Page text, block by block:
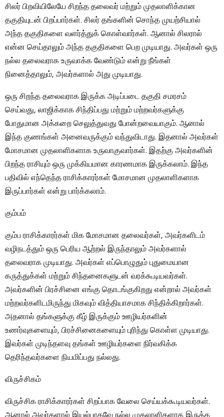
சிலர் பிறவியிலேயே சிறந்த தலைவர் மற்றும் முதலாளிக்கான
தகுதியுடன் பிறப்பார்கள். சிலர் தங்களின் சொந்த முயற்சியால்
அந்த தகுதிகளை வளர்த்துக் கொள்வார்கள். ஆனால் சிலரால்
என்ன செய்தாலும் அந்த தகுதிகளை பெற முடியாது. அவர்கள் ஒரு
நல்ல தலைவராக உருவாக்க வேண்டும் என்று நீங்கள்
நினைத்தாலும், அவர்களால் அது முடியாது.
ஒரு சிறந்த தலைவராக இருக்க அடிப்படை தகுதி சமரசம்
செய்வது, லாஜிக்காக சிந்திப்பது மற்றும் மற்றவர்களுக்கு
போதுமான அக்கறை செலுத்துவது போன்றவையாகும். ஆனால்
இந்த குணங்கள் அனைவருக்கும் வந்துவிடாது. இதனால் அவர்கள்
மோசமான முதலாளிகளாக உருவாகுவார்கள். இதற்கு அவர்களின்
பிறந்த ராசியும் ஒரு முக்கியமான காரணமாக இருக்கலாம். இந்த
பதிவில் எந்தெந்த ராசிக்காரர்கள் மோசமான முதலாளிகளாக
இருப்பார்கள் என்று பார்க்கலாம்.
கும்பம்
கும்ப ராசிக்காரர்கள் மிக மோசமான தலைவர்கள், அவர்களிடம்
வழிநடத்தும் ஒரு பெரிய ஆற்றல் இருந்தாலும் அவர்களால்
தலைவராக முடியாது. அவர்கள் எப்பொழுதும் புதுமையான
கருத்துக்கள் மற்றும் சிந்தனைகளுடன் வரக்கூடியவர்கள்.
அவர்களின் பிரச்சினை எங்கு தொடங்குகிறது என்றால் அவர்கள்
மற்றவர்களிடமிருந்து மிகவும் வித்தியாசமாக சிந்திக்கிறார்கள்.
அதனால் தங்களுக்கு கீழ் இருக்கும் ஊழியர்களின்
உணர்வுகளையும், பிரச்சினைகளையும் புரிந்து கொள்ள முடியாது.
இவர்கள் முடிந்தளவு தங்கள் ஊழியர்களை நிர்வகிக்க
தெரிந்தவர்களை நியமிப்பது நல்லது.
விருச்சிகம்
விருச்சிக ராசிக்காரர்கள் சிறப்பாக வேலை செய்யக்கூடியவர்கள்.